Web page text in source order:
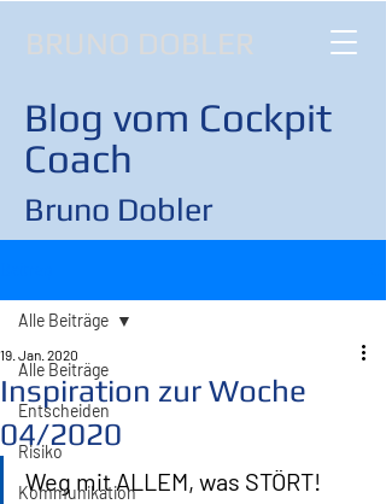
BRUNO DOBLER
Blog vom Cockpit
Coach
Bruno Dobler
Alle Beiträge
Entscheiden
Risiko
Kommunikation
Alle Beiträge
Inspiration zur Woche
04/2020
19. Jan. 2020
Weg mit ALLEM, was STÖRT!